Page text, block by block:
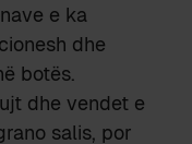
e ka
dhe
botës.
dhe vendet e
salis, por